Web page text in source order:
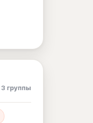
3 группы